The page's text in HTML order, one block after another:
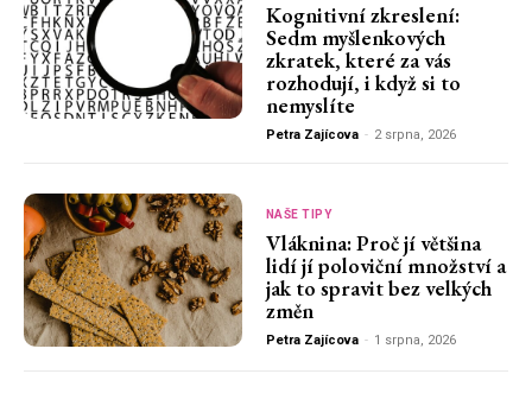
Kognitivní zkreslení:
Sedm myšlenkových
zkratek, které za vás
rozhodují, i když si to
nemyslíte
Petra Zajícova - 2 srpna, 2026
NAŠE TIPY
Vláknina: Proč jí většina
lidí jí poloviční množství a
jak to spravit bez velkých
změn
Petra Zajícova - 1 srpna, 2026